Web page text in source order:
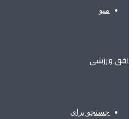
منو
افق ورزشی
جستجو برای